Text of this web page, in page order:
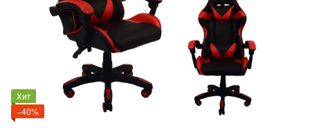
Хит
−40%